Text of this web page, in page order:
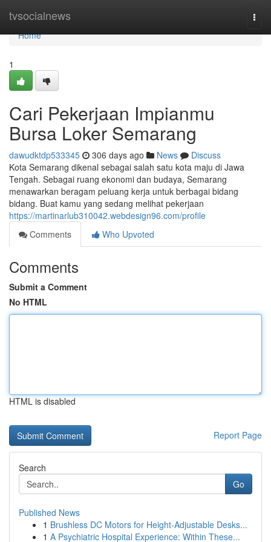
tvsocialnews
Home
Home
1
Cari Pekerjaan Impianmu
Bursa Loker Semarang
dawudktdp533345 306 days ago News
Discuss
Kota Semarang dikenal sebagai salah satu kota maju di Jawa
Tengah. Sebagai ruang ekonomi dan budaya, Semarang
menawarkan beragam peluang kerja untuk berbagai bidang
bidang. Buat kamu yang sedang melihat pekerjaan
https://martinarlub310042.webdesign96.com/profile
Comments
Who Upvoted
Comments
Submit a Comment
No HTML
HTML is disabled
Report Page
Search
Go
Published News
1 Brushless DC Motors for Height-Adjustable Desks...
1 A Psychiatric Hospital Experience: Within These...